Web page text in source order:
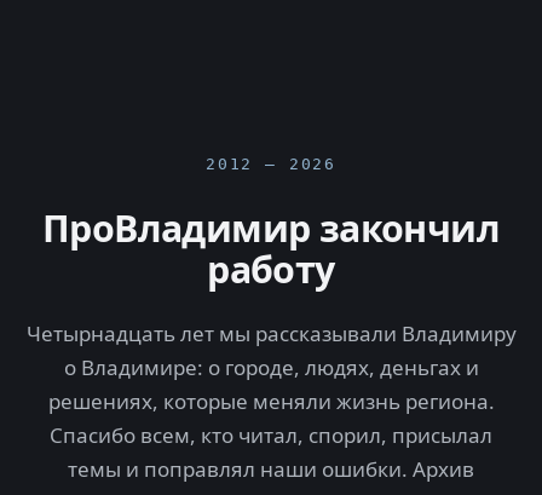
2012 — 2026
ПроВладимир закончил
работу
Четырнадцать лет мы рассказывали Владимиру
о Владимире: о городе, людях, деньгах и
решениях, которые меняли жизнь региона.
Спасибо всем, кто читал, спорил, присылал
темы и поправлял наши ошибки. Архив